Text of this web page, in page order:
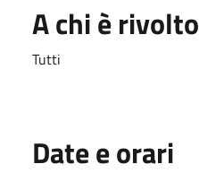
A chi è rivolto
Tutti
Date e orari